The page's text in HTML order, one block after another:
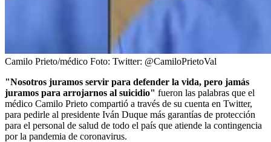
Camilo Prieto/médico Foto: Twitter: @CamiloPrietoVal
"Nosotros juramos servir para defender la vida, pero jamás
juramos para arrojarnos al suicidio" fueron las palabras que el
médico Camilo Prieto compartió a través de su cuenta en Twitter,
para pedirle al presidente Iván Duque más garantías de protección
para el personal de salud de todo el país que atiende la contingencia
por la pandemia de coronavirus.